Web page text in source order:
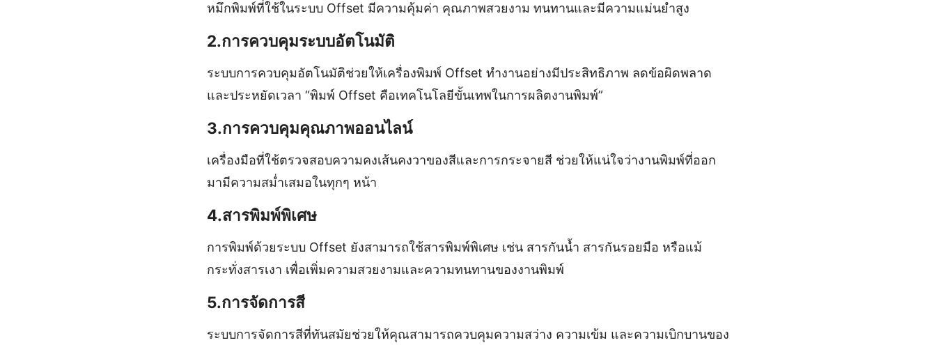
หมึกพิมพ์ที่ใช้ในระบบ Offset มีความคุ้มค่า คุณภาพสวยงาม ทนทานและมีความแม่นยำสูง
2.การควบคุมระบบอัตโนมัติ
ระบบการควบคุมอัตโนมัติช่วยให้เครื่องพิมพ์ Offset ทำงานอย่างมีประสิทธิภาพ ลดข้อผิดพลาด
และประหยัดเวลา “พิมพ์ Offset คือเทคโนโลยีขั้นเทพในการผลิตงานพิมพ์”
3.การควบคุมคุณภาพออนไลน์
เครื่องมือที่ใช้ตรวจสอบความคงเส้นคงวาของสีและการกระจายสี ช่วยให้แน่ใจว่างานพิมพ์ที่ออก
มามีความสม่ำเสมอในทุกๆ หน้า
4.สารพิมพ์พิเศษ
การพิมพ์ด้วยระบบ Offset ยังสามารถใช้สารพิมพ์พิเศษ เช่น สารกันน้ำ สารกันรอยมือ หรือแม้
กระทั่งสารเงา เพื่อเพิ่มความสวยงามและความทนทานของงานพิมพ์
5.การจัดการสี
ระบบการจัดการสีที่ทันสมัยช่วยให้คุณสามารถควบคุมความสว่าง ความเข้ม และความเบิกบานของ